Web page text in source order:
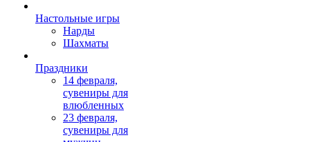
Настольные игры
Нарды
Шахматы
Праздники
14 февраля,
сувениры для
влюбленных
23 февраля,
сувениры для